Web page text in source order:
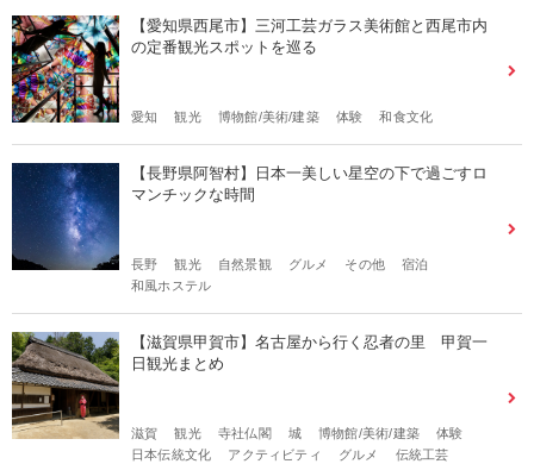
【愛知県西尾市】三河工芸ガラス美術館と西尾市内
の定番観光スポットを巡る
愛知 観光 博物館/美術/建築 体験 和食文化
【長野県阿智村】日本一美しい星空の下で過ごすロ
マンチックな時間
長野 観光 自然景観 グルメ その他
宿泊
和風ホステル
【滋賀県甲賀市】名古屋から行く忍者の里 甲賀一
日観光まとめ
滋賀 観光 寺社仏閣 城 博物館/美術/建築
体験
日本伝統文化
アクティビティ グルメ 伝統工芸